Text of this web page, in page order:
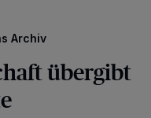
Archiv
übergibt
auf personenbezogene Daten
Ihrem Gerät zu. Durch Auswahl